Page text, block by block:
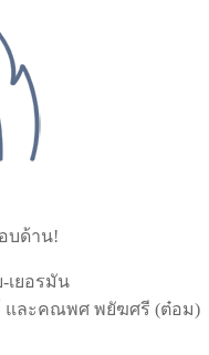
บด้าน!
เยอรมัน
และคณพศ พยัฆศรี (ต๋อม)